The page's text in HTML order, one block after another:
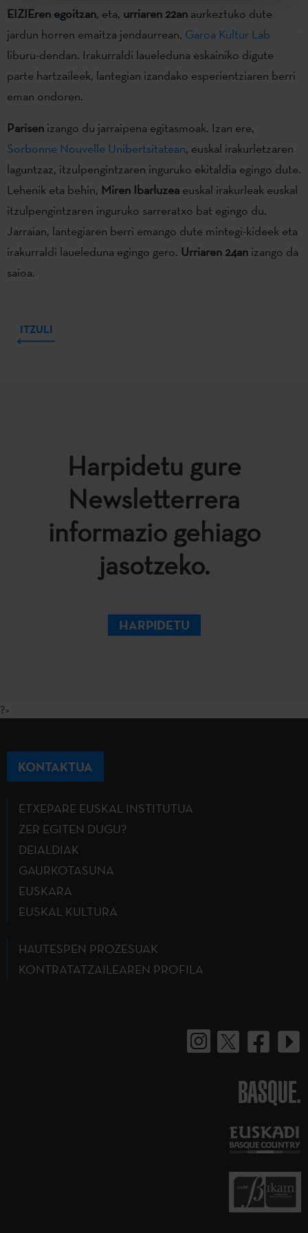
EIZIEren egoitzan, eta, urriaren 22an aurkeztuko dute
jardun horren emaitza jendaurrean, Garoa Kultur Lab
liburu-dendan. Irakurraldi laueleduna eskainiko digute
parte hartzaileek, lantegian izandako esperientziaren berri
eman ondoren.
Parisen izango du jarraipena egitasmoak. Izan ere,
Sorbonne Nouvelle Unibertsitatean, euskal irakurletzaren
laguntzaz, itzulpengintzaren inguruko ekitaldia egingo dute.
Lehenik eta behin, Miren Ibarluzea euskal irakurleak euskal
itzulpengintzaren inguruko sarreratxo bat egingo du.
Jarraian, lantegiaren berri emango dute mintegi-kideek eta
irakurraldi laueleduna egingo gero. Urriaren 24an izango da
saioa.
ITZULI
Harpidetu gure
Newsletterrera
informazio gehiago
jasotzeko.
HARPIDETU
?>
KONTAKTUA
ETXEPARE EUSKAL INSTITUTUA
ZER EGITEN DUGU?
DEIALDIAK
GAURKOTASUNA
EUSKARA
EUSKAL KULTURA
HAUTESPEN PROZESUAK
KONTRATATZAILEAREN PROFILA
BASQUE.